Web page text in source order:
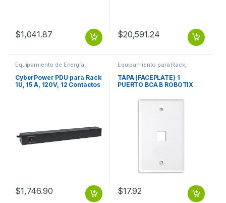
$1,041.87 $20,591.24
Equipamiento de Energía,
Protección Eléctrica
CyberPower PDU para Rack
1U, 15 A, 120V, 12 Contactos
$1,746.90
Equipamiento para Rack,
Protección Eléctrica
TAPA (FACEPLATE) 1
PUERTO BCA B ROBOTIX
$17.92